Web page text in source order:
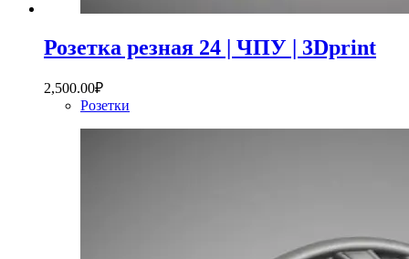
Розетка резная 24 | ЧПУ | 3Dprint
2,500.00₽
Розетки